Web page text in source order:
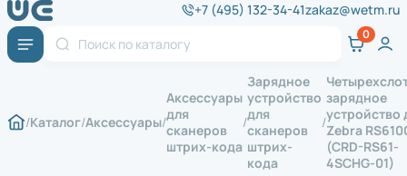
+7 (495) 132-34-41zakaz@wetm.ru
Каталог Аксессуары
Аксессуары
для
сканеров
штрих-кода
Зарядное
устройство
для
сканеров
штрих-
кода
зарядное
устройство
Zebra
(CRD-RS61-
4SCHG-01)